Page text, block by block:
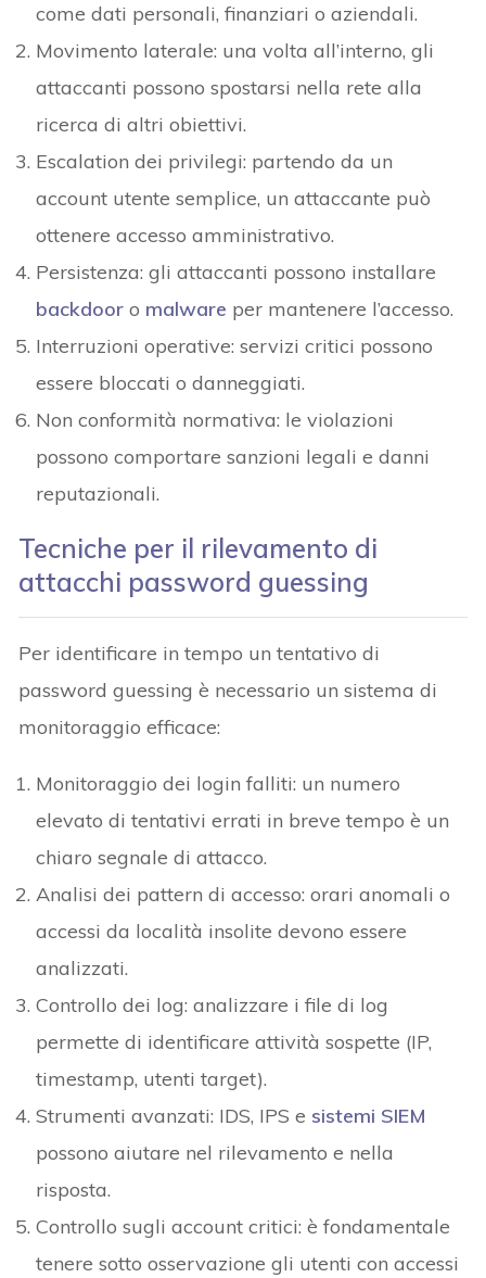
come dati personali, finanziari o aziendali.
Movimento laterale: una volta all’interno, gli
attaccanti possono spostarsi nella rete alla
ricerca di altri obiettivi.
Escalation dei privilegi: partendo da un
account utente semplice, un attaccante può
ottenere accesso amministrativo.
Persistenza: gli attaccanti possono installare
backdoor o malware per mantenere l’accesso.
Interruzioni operative: servizi critici possono
essere bloccati o danneggiati.
Non conformità normativa: le violazioni
possono comportare sanzioni legali e danni
reputazionali.
Tecniche per il rilevamento di
attacchi password guessing
Per identificare in tempo un tentativo di
password guessing è necessario un sistema di
monitoraggio efficace:
Monitoraggio dei login falliti: un numero
elevato di tentativi errati in breve tempo è un
chiaro segnale di attacco.
Analisi dei pattern di accesso: orari anomali o
accessi da località insolite devono essere
analizzati.
Controllo dei log: analizzare i file di log
permette di identificare attività sospette (IP,
timestamp, utenti target).
Strumenti avanzati: IDS, IPS e sistemi SIEM
possono aiutare nel rilevamento e nella
risposta.
Controllo sugli account critici: è fondamentale
tenere sotto osservazione gli utenti con accessi